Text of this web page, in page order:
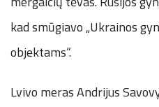
k
kad smūgiavo „Ukrainos
objektams“.
Lvivo meras Andrijus